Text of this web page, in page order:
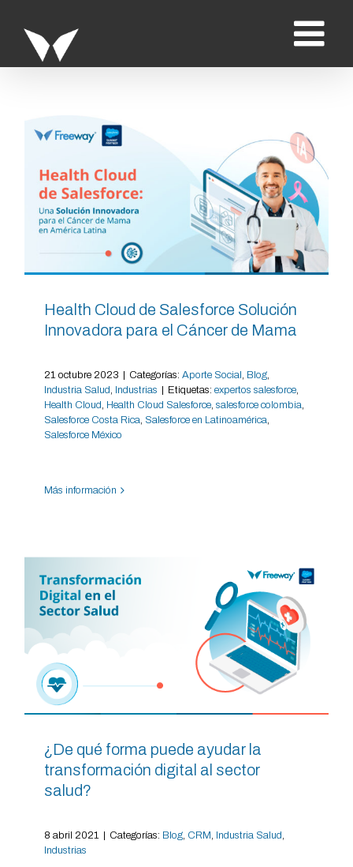
contenido
Health Cloud de Salesforce Solución
Innovadora para el Cáncer de Mama
21 octubre 2023 Categorías: Aporte Social , Blog,
Industria Salud, Industrias Etiquetas: expertos salesforce,
Health Cloud, Health Cloud Salesforce, salesforce colombia,
Salesforce Costa Rica, Salesforce en Latinoamérica,
Salesforce México
Más información
¿De qué forma puede ayudar la
transformación digital al sector
salud?
8 abril 2021 Categorías: Blog, CRM , Industria Salud,
Industrias